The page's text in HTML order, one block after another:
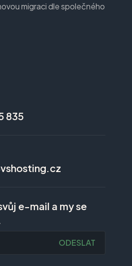
migraci dle společného
835
e-mail a my se
ODESLAT